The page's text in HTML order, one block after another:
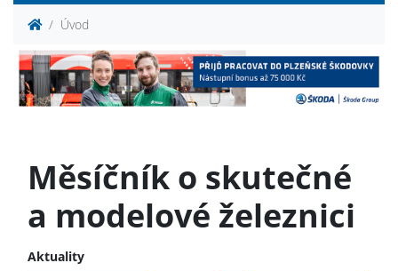
Úvod
Měsíčník o skutečné
a modelové železnici
Aktuality